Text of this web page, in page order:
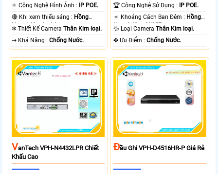
⚛️ Công Nghệ Hình Ảnh :
IP POE.
🔴 Khi xem thiếu sáng : Hồng
Ngoại 60m Led Array.
❄ Thiết Kế CameraThân Kim loại.
️⇝ Khả Năng :Chống Nước.
🏆 Công Nghệ Sử Dụng :
IP POE.
🔅 Khoảng Cách Ban Đêm : Hồng
Ngoại 40m ONVIF.
💦 Loại CameraThân Kim loại.
️✤ Ưu Điểm :Chống Nước.
VAnTech VPH-N4432LPR Chiết
Khấu Cao
ĐẦu Ghi VPH-D4516HR-P Giá Rẻ